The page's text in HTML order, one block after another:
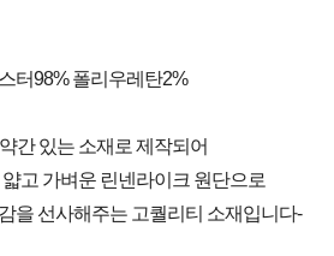
터98% 폴리우레탄2%
간 있는 소재로 제작되어
고 가벼운 린넨라이크 원단으로
을 선사해주는 고퀄리티 소재입니다-